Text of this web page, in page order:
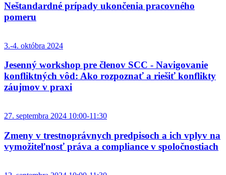
Neštandardné prípady ukončenia pracovného
pomeru
3.-4. októbra 2024
Jesenný workshop pre členov SCC - Navigovanie
konfliktných vôd: Ako rozpoznať a riešiť konflikty
záujmov v praxi
27. septembra 2024 10:00-11:30
Zmeny v trestnoprávnych predpisoch a ich vplyv na
vymožiteľnosť práva a compliance v spoločnostiach